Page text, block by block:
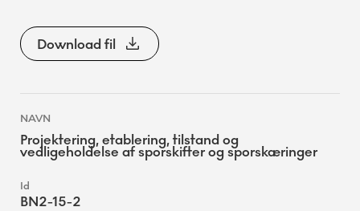
Download fil
Projektering, etablering, tilstand og
vedligeholdelse af sporskifter og sporskæringer
BN2-15-2